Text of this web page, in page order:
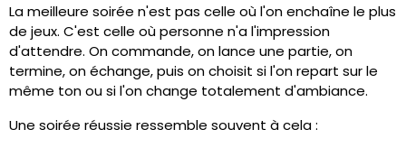
La meilleure soirée n'est pas celle où l'on enchaîne le plus
de jeux. C'est celle où personne n'a l'impression
d'attendre. On commande, on lance une partie, on
termine, on échange, puis on choisit si l'on repart sur le
même ton ou si l'on change totalement d'ambiance.
Une soirée réussie ressemble souvent à cela :